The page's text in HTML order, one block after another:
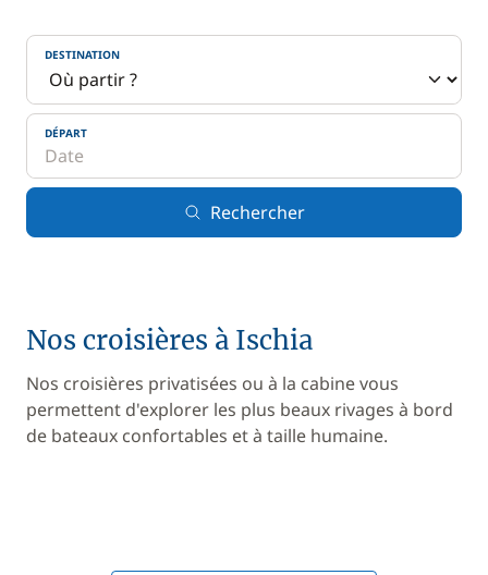
DESTINATION
DÉPART
Rechercher
Nos croisières à Ischia
Nos croisières privatisées ou à la cabine vous
permettent d'explorer les plus beaux rivages à bord
de bateaux confortables et à taille humaine.